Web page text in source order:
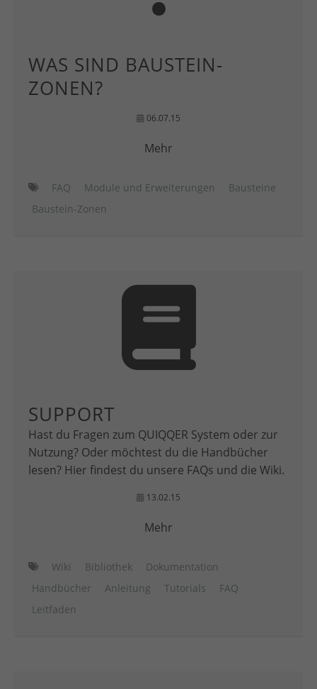
WAS SIND BAUSTEIN-
ZONEN?
06.07.15
Mehr
FAQ Module und Erweiterungen
Bausteine
Baustein-Zonen
SUPPORT
Hast du Fragen zum QUIQQER System oder zur
Nutzung? Oder möchtest du die Handbücher
lesen? Hier findest du unsere FAQs und die Wiki.
13.02.15
Mehr
Wiki Bibliothek
Dokumentation
Handbücher
Anleitung Tutorials
FAQ
Leitfaden